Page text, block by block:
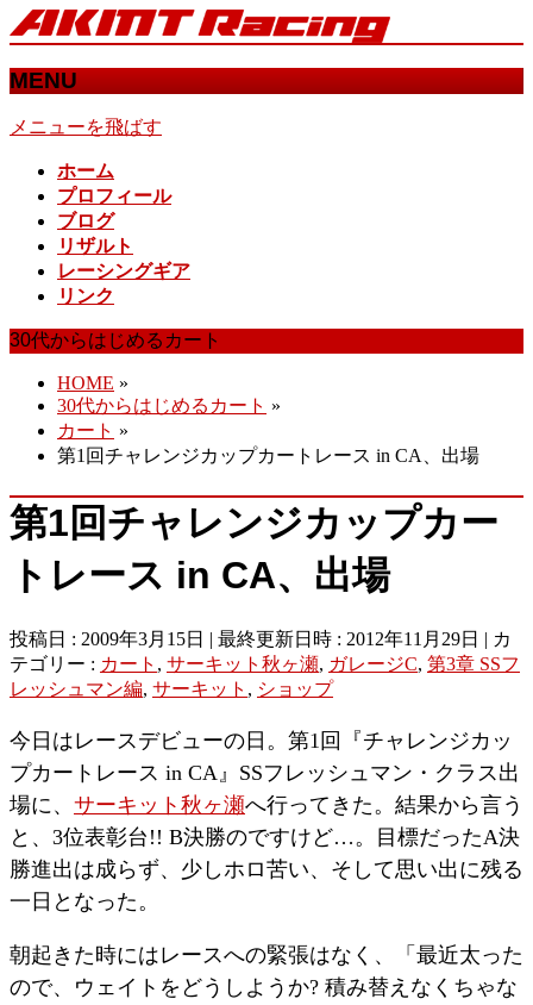
MENU
メニューを飛ばす
ホーム
プロフィール
ブログ
リザルト
レーシングギア
リンク
30代からはじめるカート
HOME »
30代からはじめるカート »
カート »
第1回チャレンジカップカートレース in CA、出場
第1回チャレンジカップカー
トレース in CA、出場
投稿日 : 2009年3月15日 最終更新日時 : 2012年11月29日
カ
テゴリー : カート , サーキット秋ヶ瀬, ガレージC, 第3章 SSフ
レッシュマン編, サーキット , ショップ
今日はレースデビューの日。第1回『チャレンジカッ
プカートレース in CA』SSフレッシュマン・クラス出
場に、 サーキット秋ヶ瀬へ行ってきた。結果から言う
と、3位表彰台!! B決勝のですけど…。目標だったA決
勝進出は成らず、少しホロ苦い、そして思い出に残る
一日となった。
朝起きた時にはレースへの緊張はなく、「最近太った
ので、ウェイトをどうしようか? 積み替えなくちゃな